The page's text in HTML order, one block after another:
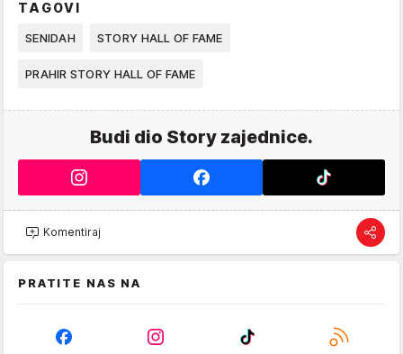
TAGOVI
SENIDAH STORY HALL OF FAME
PRAHIR STORY HALL OF FAME
Budi dio Story zajednice.
Komentiraj
PRATITE NAS NA